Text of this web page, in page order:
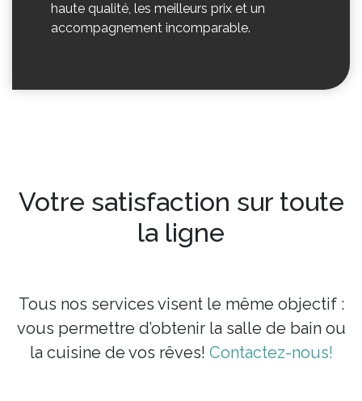
haute qualité, les meilleurs prix et un
accompagnement incomparable.
Votre satisfaction sur toute
la ligne
Tous nos services visent le même objectif :
vous permettre d’obtenir la salle de bain ou
la cuisine de vos rêves! Contactez-nous!